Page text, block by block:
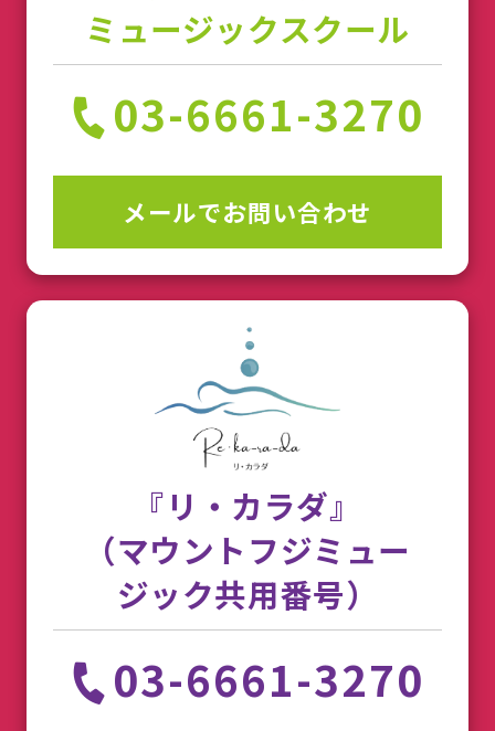
ミュージックスクール
03-6661-3270
メールでお問い合わせ
『リ・カラダ』
（マウントフジミュー
ジック共用番号）
03-6661-3270